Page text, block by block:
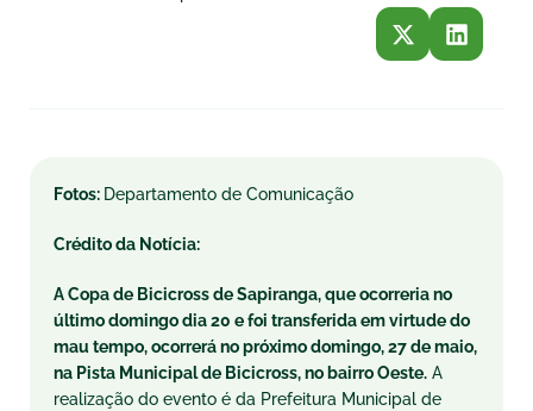
Fotos: Departamento de Comunicação
Crédito da Notícia:
A Copa de Bicicross de Sapiranga, que ocorreria no
últimodomingodia 20 e foi transferida em virtude do
mau tempo, ocorrerá no próximodomingo, 27 de maio,
na Pista Municipal de Bicicross, no bairro Oeste. A
realização do evento é da Prefeitura Municipal de